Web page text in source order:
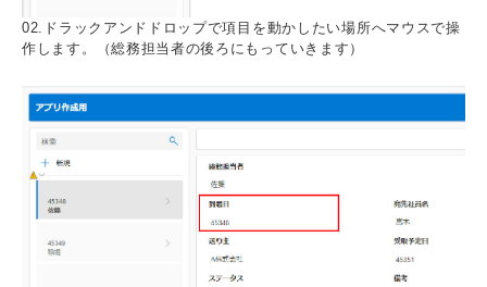
02.ドラックアンドドロップで項目を動かしたい場所へマウスで操
作します。（総務担当者の後ろにもっていきます）